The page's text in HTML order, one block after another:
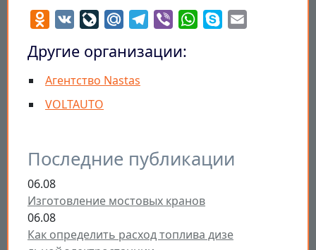
Последние публикации
06.08
Изготовление мостовых кранов
06.08
Как определить расход топлива дизе
Odnoklassniki
VK LiveJournal
Mail.RuTelegram
Viber WhatsApp
Skype
Другие организации:
Агентство Nastas
VOLTAUTO